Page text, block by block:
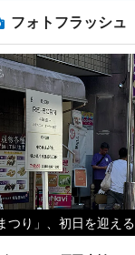
フォトフラッシュ
つり」、初日を迎える